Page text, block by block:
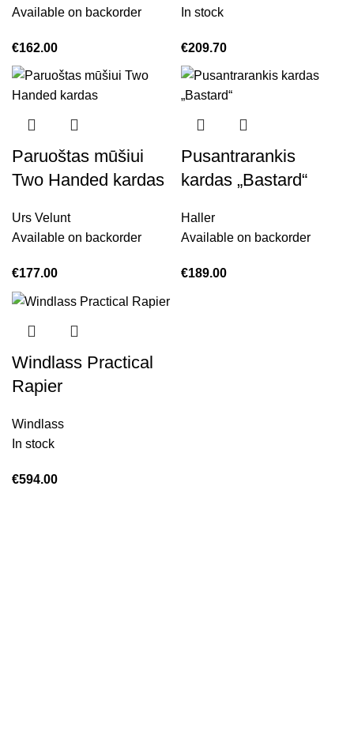
Available on backorder
€162.00
In stock
€209.70
Paruoštas mūšiui
Two Handed kardas
Urs Velunt
Available on backorder
€177.00
Pusantrarankis
kardas „Bastard“
Haller
Available on backorder
€189.00
Windlass Practical
Rapier
Windlass
In stock
€594.00